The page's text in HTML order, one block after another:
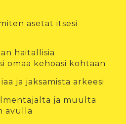
asetat itsesi
haitallisia
omaa kehoasi kohtaan
ja jaksamista arkeesi
ja muulta
avulla